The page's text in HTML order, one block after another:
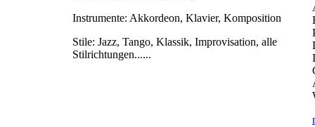
Instrumente: Akkordeon, Klavier, Komposition
Stile: Jazz, Tango, Klassik, Improvisation, alle
Stilrichtungen......